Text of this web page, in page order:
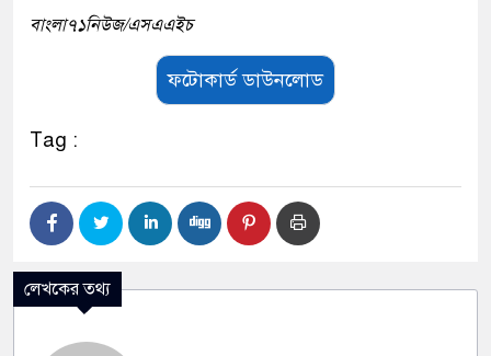
বাংলা৭১নিউজ/এসএএইচ
ফটোকার্ড ডাউনলোড
Tag :
লেখকের তথ্য